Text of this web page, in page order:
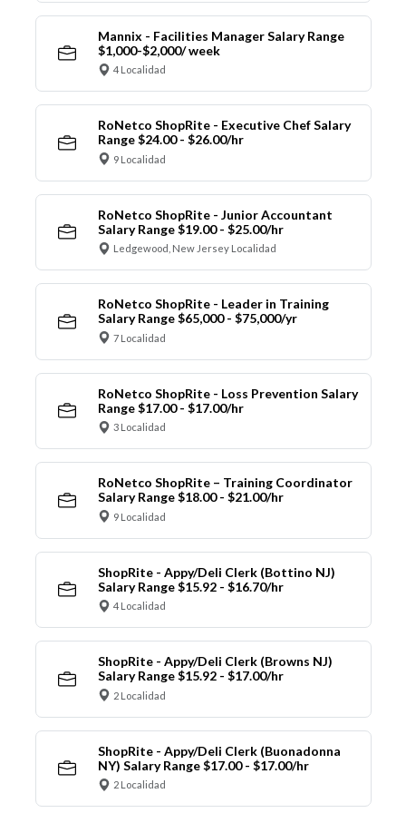
Mannix - Facilities Manager Salary Range
$1,000-$2,000/ week
4 Localidad
RoNetco ShopRite - Executive Chef Salary
Range $24.00 - $26.00/hr
9 Localidad
RoNetco ShopRite - Junior Accountant
Salary Range $19.00 - $25.00/hr
Ledgewood, New Jersey Localidad
RoNetco ShopRite - Leader in Training
Salary Range $65,000 - $75,000/yr
7 Localidad
RoNetco ShopRite - Loss Prevention Salary
Range $17.00 - $17.00/hr
3 Localidad
RoNetco ShopRite – Training Coordinator
Salary Range $18.00 - $21.00/hr
9 Localidad
ShopRite - Appy/Deli Clerk (Bottino NJ)
Salary Range $15.92 - $16.70/hr
4 Localidad
ShopRite - Appy/Deli Clerk (Browns NJ)
Salary Range $15.92 - $17.00/hr
2 Localidad
ShopRite - Appy/Deli Clerk (Buonadonna
NY) Salary Range $17.00 - $17.00/hr
2 Localidad